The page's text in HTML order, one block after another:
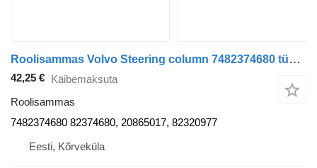
Roolisammas Volvo Steering column 7482374680 tüübi jaoks sadulveoki Volvo FE280
42,25 € Käibemaksuta
Roolisammas
7482374680 82374680, 20865017, 82320977
Eesti, Kõrveküla